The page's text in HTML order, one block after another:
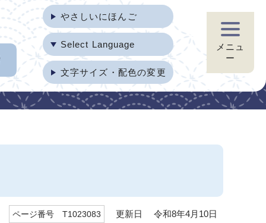
やさしいにほんご
Select Language
文字サイズ・配色の変更
メニュ
ー
ページ番号 T1023083 更新日 令和8年4月10日